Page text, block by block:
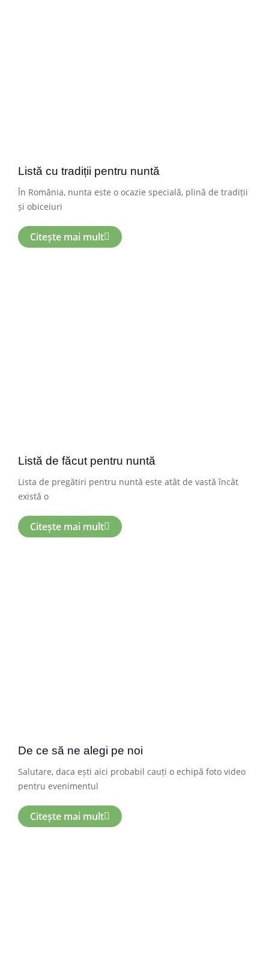
Listă cu tradiții pentru nuntă
În România, nunta este o ocazie specială, plină de tradiții
și obiceiuri
Citește mai mult
Listă de făcut pentru nuntă
Lista de pregătiri pentru nuntă este atât de vastă încât
există o
Citește mai mult
De ce să ne alegi pe noi
Salutare, daca ești aici probabil cauți o echipă foto video
pentru evenimentul
Citește mai mult